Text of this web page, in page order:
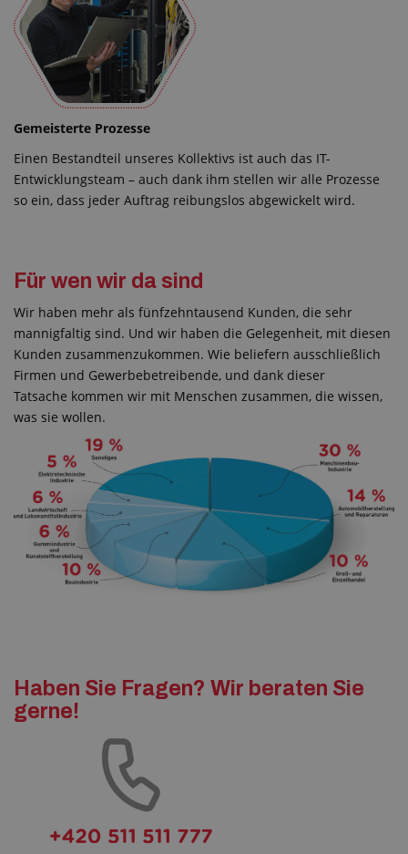
Gemeisterte Prozesse
Einen Bestandteil unseres Kollektivs ist auch das IT-
Entwicklungsteam – auch dank ihm stellen wir alle Prozesse
so ein, dass jeder Auftrag reibungslos abgewickelt wird.
Für wen wir da sind
Wir haben mehr als fünfzehntausend Kunden, die sehr
mannigfaltig sind. Und wir haben die Gelegenheit, mit diesen
Kunden zusammenzukommen. Wie beliefern ausschließlich
Firmen und Gewerbebetreibende, und dank dieser
Tatsache kommen wir mit Menschen zusammen, die wissen,
was sie wollen.
Haben Sie Fragen? Wir beraten Sie
gerne!